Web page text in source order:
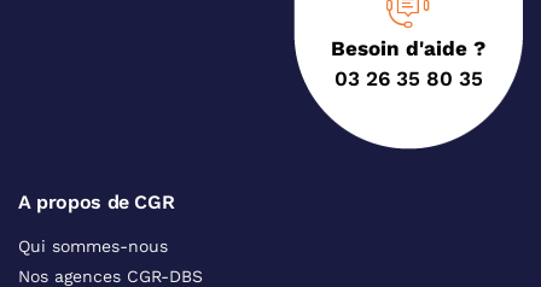
Besoin d'aide ?
03 26 35 80 35
A propos de CGR
Qui sommes-nous
Nos agences CGR-DBS